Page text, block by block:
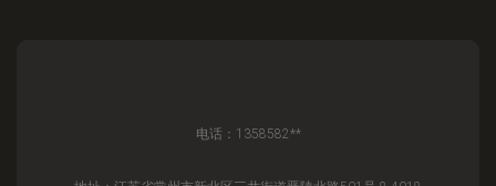
电话：1358582**